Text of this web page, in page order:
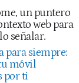
un puntero
web para
señalar.
para siempre:
móvil
por ti